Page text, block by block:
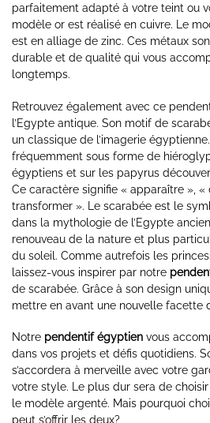
parfaitement adapté à votre teint ou
modèle or est réalisé en cuivre. Le
est en alliage de zinc. Ces métaux
durable et de qualité qui vous
longtemps.
Retrouvez également avec ce
l’Egypte antique. Son motif de
un classique de l’imagerie
fréquemment sous forme de
égyptiens et sur les papyrus
Ce caractère signifie « apparaître », «
transformer ». Le scarabée est le
dans la mythologie de l’Egypte
renouveau de la nature et plus
du soleil. Comme autrefois les
laissez-vous inspirer par notre
de scarabée. Grâce à son design
mettre en avant une nouvelle facette
Notre pendentif égyptien vous
dans vos projets et défis quotidiens.
s’accordera à merveille avec votre
votre style. Le plus dur sera de
le modèle argenté. Mais pourquoi
peut s’offrir les deux?